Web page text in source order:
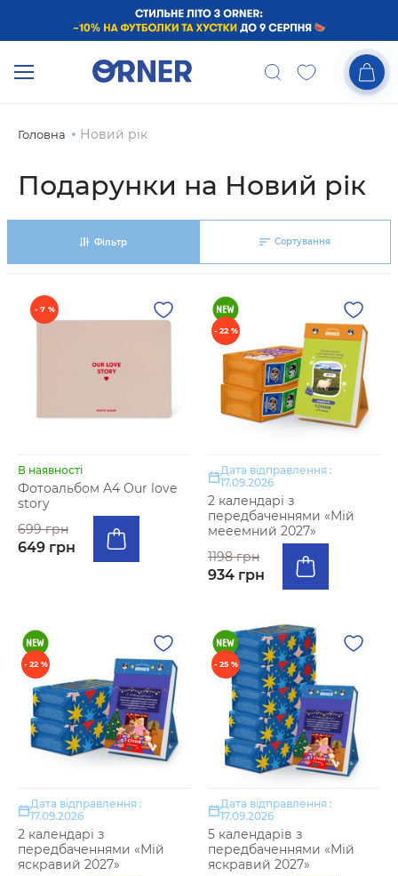
Головна Новий рік
Подарунки на Новий рік
Фільтр Сортування
- 7 %
В наявності
Фотоальбом A4 Our love
story
699 грн
649 грн
- 22 %
Дата відправлення :
17.09.2026
2 календарі з
передбаченнями «Мій
мееемний 2027»
1198 грн
934 грн
- 22 %
Дата відправлення :
17.09.2026
2 календарі з
передбаченнями «Мій
яскравий 2027»
- 25 %
Дата відправлення :
17.09.2026
5 календарів з
передбаченнями «Мій
яскравий 2027»